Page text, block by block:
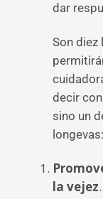
dar
Son diez
decir
sino un
longevas:
la vejez